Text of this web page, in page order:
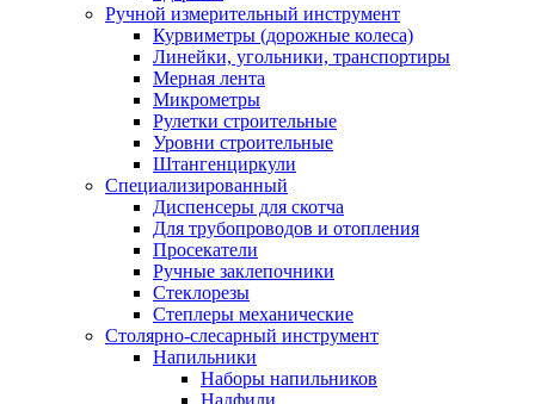
Ручной измерительный инструмент
Курвиметры (дорожные колеса)
Линейки, угольники, транспортиры
Мерная лента
Микрометры
Рулетки строительные
Уровни строительные
Штангенциркули
Специализированный
Диспенсеры для скотча
Для трубопроводов и отопления
Просекатели
Ручные заклепочники
Стеклорезы
Степлеры механические
Столярно-слесарный инструмент
Напильники
Наборы напильников
Надфили